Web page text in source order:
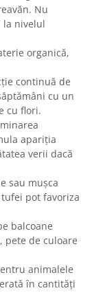
Nu
la nivelul
organică,
continuă de
cu un
cu flori.
apariția
verii dacă
sau mușca
pot favoriza
balcoane
pete de culoare
animalele
în cantități